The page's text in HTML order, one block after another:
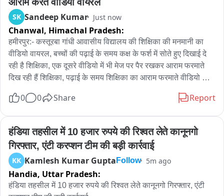
SK Sandeep Kumar Just now
Chanwal, Himachal Pradesh:
हमीरपुर:- कस्तूरबा गांधी आवासीय विद्यालय की शिक्षिका की मनमानी का
वीडियो वायरल, बच्चों की पढ़ाई के समय कक्ष के फर्श में सोते हुए दिखाई दे
रही है शिक्षिका, एक दूसरे वीडियो में भी मेज पर पैर रखकर आराम फरमाते
दिख रही हैं शिक्षिका, पढ़ाई के समय शिक्षिका का आराम फरमाते वीडियो
है वायरल वीडियो।
0 0 Share Report
हंडिया तहसील में 10 हजार रुपये की रिश्वत लेते कानूनगो
गिरफ्तार, एंटी करप्शन टीम की बड़ी कार्रवाई
KK Kamlesh Kumar Gupta Follow 5m ago
Handia, Uttar Pradesh:
हंडिया तहसील में 10 हजार रुपये की रिश्वत लेते कानूनगो गिरफ्तार, एंटी